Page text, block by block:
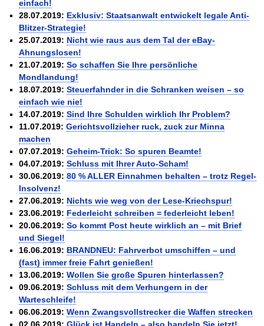
einfach!
28.07.2019: Exklusiv: Staatsanwalt entwickelt legale Anti-
Blitzer-Strategie!
25.07.2019: Nicht wie raus aus dem Tal der eBay-
Ahnungslosen!
21.07.2019:So schaffen Sie Ihre persönliche
Mondlandung!
18.07.2019:Steuerfahnder in die Schranken weisen – so
einfach wie nie!
14.07.2019:Sind Ihre Schulden wirklich Ihr Problem?
11.07.2019:Gerichtsvollzieher ruck, zuck zur Minna
machen
07.07.2019:Geheim-Trick: So spuren Beamte!
04.07.2019:Schluss mit Ihrer Auto-Scham!
30.06.2019:80 % ALLER Einnahmen behalten – trotz Regel-
Insolvenz!
27.06.2019: Nichts wie weg von der Lese-Kriechspur!
23.06.2019: Federleicht schreiben = federleicht leben!
20.06.2019:So kommt Post heute wirklich an – mit Brief
und Siegel!
16.06.2019: BRANDNEU: Fahrverbot umschiffen – und
(fast) immer freie Fahrt genießen!
13.06.2019:Wollen Sie große Spuren hinterlassen?
09.06.2019:Schluss mit dem Verhungern in der
Warteschleife!
06.06.2019:Wenn Zwangsvollstrecker die Waffen strecken